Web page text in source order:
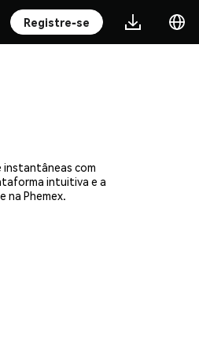
Registre-se
instantâneas com
intuitiva e a
na Phemex.